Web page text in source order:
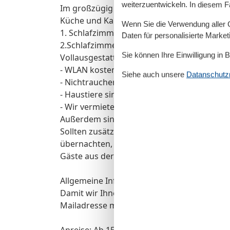
Im großzügig eingerichtetem
Küche und Kamin.
1. Schlafzimmer mit Doppelbett und Flat TV
2.Schlafzimmer mit Etagenbett und
Vollausgestattete Küche, Bad mit
- WLAN kostenfrei nutzbar
- Nichtraucher-Wohnung !
- Haustiere sind nicht erlaubt !
- Wir vermieten nur an Einzelpersonen
Außerdem sind Partys nicht erlaubt.
Sollten zusätzliche Gäste (mehr als
übernachten, nehmen wir unser
Gäste aus der Wohnung.
Allgemeine Informationen:
Damit wir Ihnen alle Infos zum Chech-in
Mailadresse mit.
weiterzuentwickeln. In diesem
Wenn Sie die Verwendung
Daten für personalisierte
Sie können Ihre Einwilligung in
Siehe auch unsere